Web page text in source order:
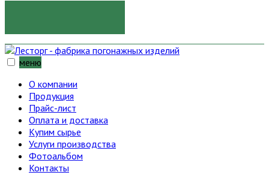
меню
О компании
Продукция
Прайс-лист
Оплата и доставка
Купим сырье
Услуги производства
Фотоальбом
Контакты